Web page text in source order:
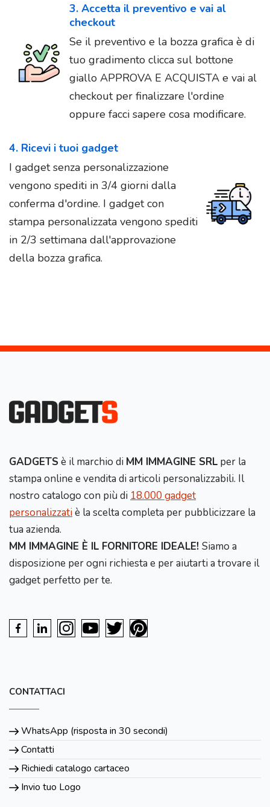
3. Accetta il preventivo e vai al
checkout
Se il preventivo e la bozza grafica è di
tuo gradimento clicca sul bottone
giallo APPROVA E ACQUISTA e vai al
checkout per finalizzare l'ordine
oppure facci sapere cosa modificare.
4. Ricevi i tuoi gadget
I gadget senza personalizzazione
vengono spediti in 3/4 giorni dalla
conferma d'ordine. I gadget con
stampa personalizzata vengono spediti
in 2/3 settimana dall'approvazione
della bozza grafica.
GADGETS è il marchio di MM IMMAGINE SRL per la
stampa online e vendita di articoli personalizzabili. Il
nostro catalogo con più di 18.000 gadget
personalizzatiè la scelta completa per pubblicizzare la
tua azienda.
MM IMMAGINE È IL FORNITORE IDEALE! Siamo a
disposizione per ogni richiesta e per aiutarti a trovare il
gadget perfetto per te.
CONTATTACI
WhatsApp (risposta in 30 secondi)
Contatti
Richiedi catalogo cartaceo
Invio tuo Logo